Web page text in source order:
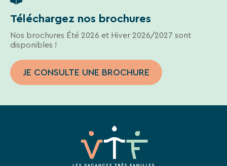
Téléchargez nos brochures
Nos brochures Été 2026 et Hiver 2026/2027 sont
disponibles !
JE CONSULTE UNE BROCHURE